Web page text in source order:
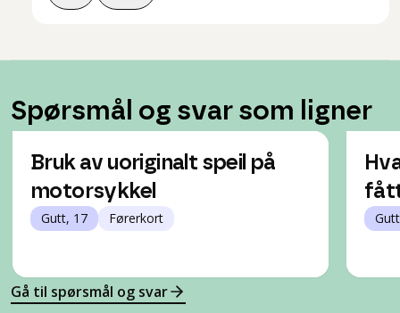
Spørsmål og svar som ligner
Bruk av uoriginalt speil på
motorsykkel
Gutt, 17 Førerkort
Gå til spørsmål og svar